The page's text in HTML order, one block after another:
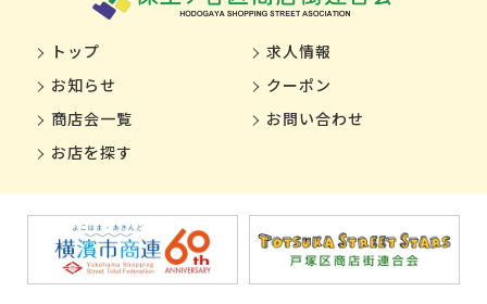
トップ
お知らせ
商店会一覧
お店を探す
求人情報
クーポン
お問い合わせ